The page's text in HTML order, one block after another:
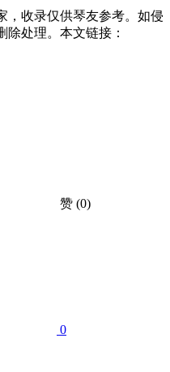
，收录仅供琴友参考。如侵
处理。本文链接：
赞 (0)
0